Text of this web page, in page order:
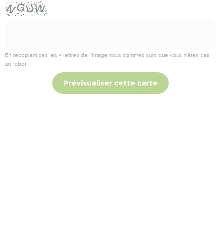
En recopiant ces les 4 lettres de l'image nous sommes surs que vous n'êtes pas
un robot
Prévisualiser cette carte